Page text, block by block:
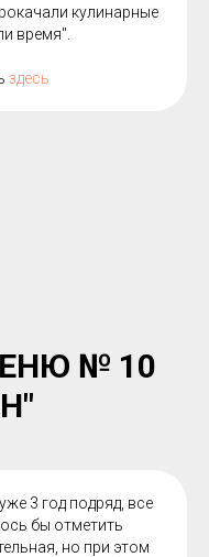
кулинарные
время".
здесь
№ 10
3 год подряд, все
бы отметить
но при этом